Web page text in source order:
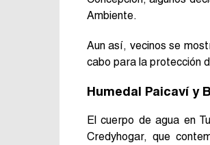
Ambiente.
Aun así, vecinos se
cabo para la protección
Humedal Paicaví y
El cuerpo de agua en
Credyhogar, que